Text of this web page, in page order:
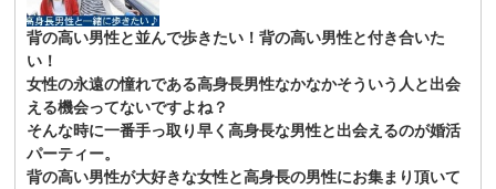
背の高い男性と並んで歩きたい！背の高い男性と付き合いた
い！
女性の永遠の憧れである高身長男性なかなかそういう人と出会
える機会ってないですよね？
そんな時に一番手っ取り早く高身長な男性と出会えるのが婚活
パーティー。
背の高い男性が大好きな女性と高身長の男性にお集まり頂いて